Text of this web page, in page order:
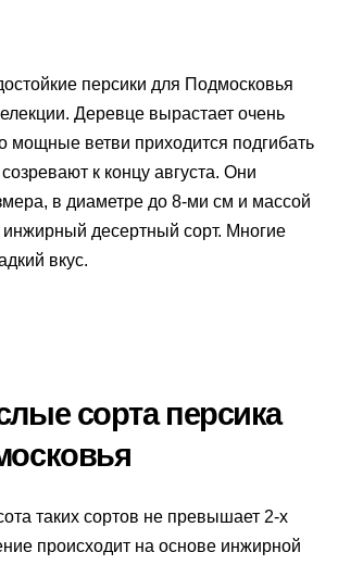
персики для Подмосковья
Деревце вырастает очень
мощные ветви приходится подгибать
к концу августа. Они
в диаметре до 8-ми см и массой
инжирный десертный сорт. Многие
вкус.
сорта персика
таких сортов не превышает 2-х
происходит на основе инжирной